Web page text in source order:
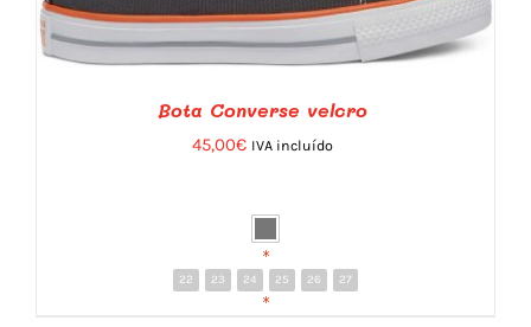
DETALLES
Bota Converse velcro
45,00€ IVA incluído
*
22 23 24 25 26 27
*